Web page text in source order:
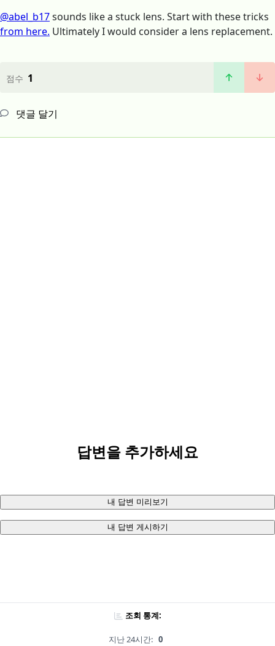
@abel_b17sounds like a stuck lens. Start with these tricks
from here. Ultimately I would consider a lens replacement.
점수 1
댓글 달기
답변을 추가하세요
내 답변 미리보기
내 답변 게시하기
조회 통계:
지난 24시간: 0